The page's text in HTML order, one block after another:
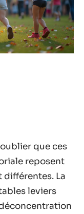
que ces
reposent
La
leviers